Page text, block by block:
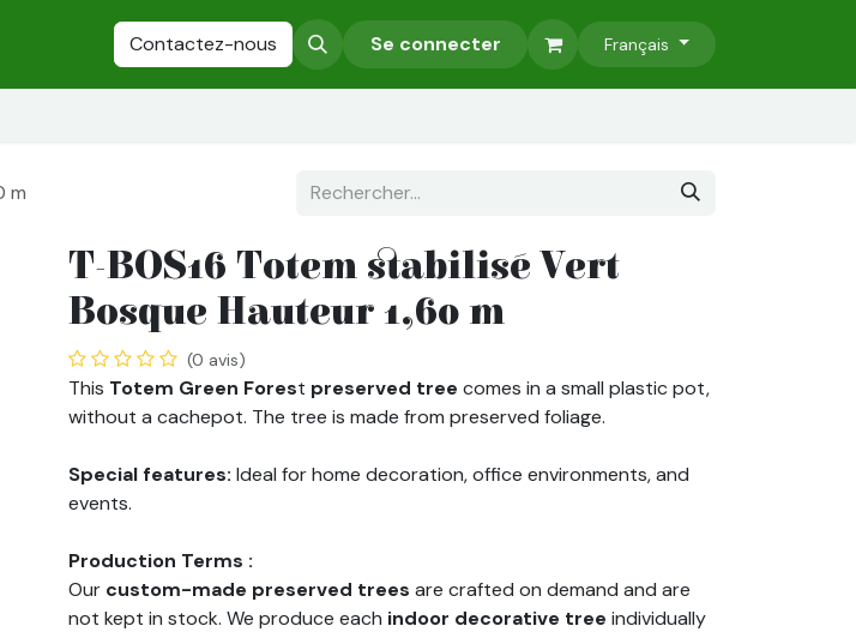
Fleurs stabilisées Arbres stabilisés Accessoires Murs Végétaux Stabilisés
Contactez-nous Se connecter Français
m
T-BOS16 Totem stabilisé Vert
Bosque Hauteur 1,60 m
(0 avis)
This Totem Green Forest preserved tree comes in a small plastic pot,
without a cachepot. The tree is made from preserved foliage.
Special features: Ideal for home decoration, office environments, and
events.
Production Terms :
Our custom-made preserved trees are crafted on demand and are
not kept in stock. We produce each indoor decorative tree individually